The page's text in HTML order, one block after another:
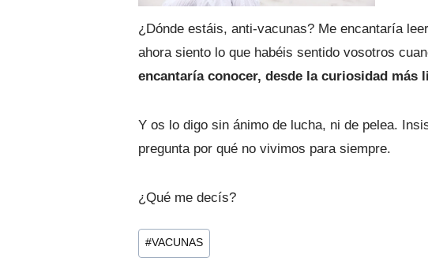
¿Dónde estáis, anti-vacunas? Me encantaría
ahora siento lo que habéis sentido vosotros
encantaría conocer, desde la curiosidad más
Y os lo digo sin ánimo de lucha, ni de pelea.
pregunta por qué no vivimos para siempre.
¿Qué me decís?
Etiquetas
de
#VACUNAS